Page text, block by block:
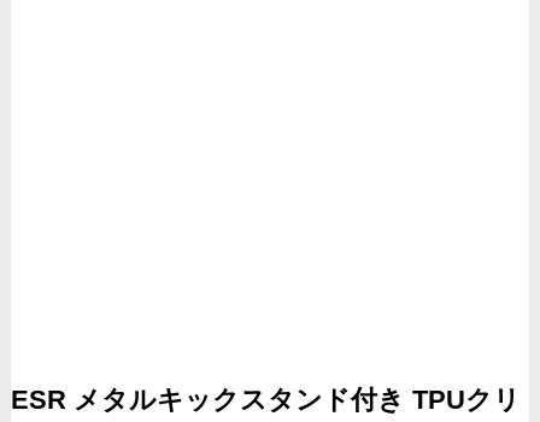
ESR メタルキックスタンド付き TPUクリ